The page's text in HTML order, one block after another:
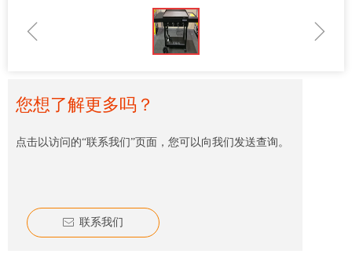
ꁆ ꁇ
您想了解更多吗？
点击以访问的“联系我们”页面，您可以向我们发送查询。
ꂘ 联系我们